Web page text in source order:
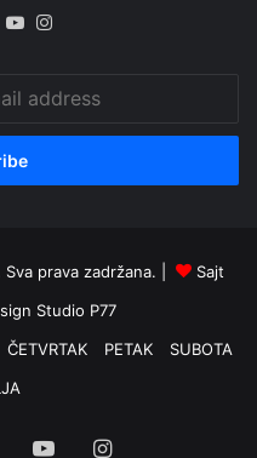
X YouTube
prava zadržana. |
Sajt
Studio P77
ČETVRTAK PETAK
SUBOTA
YouTubeInstagram